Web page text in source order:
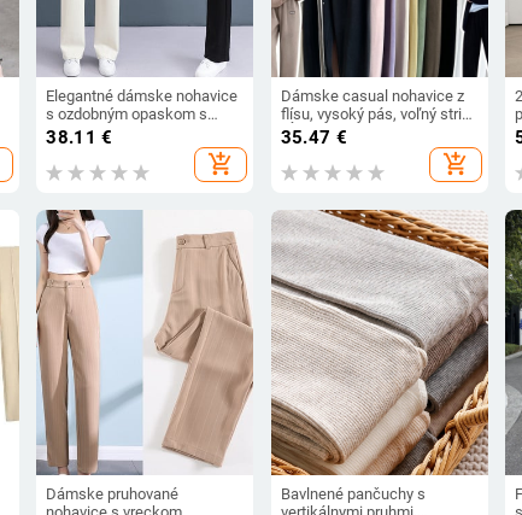
Elegantné dámske nohavice
s ozdobným opaskom s
vreckom a vysokým pásom
38.11 €
add_shopping_cart
Dámske casual nohavice z
flísu, vysoký pás, voľný strih,
dĺžka 9/10, hrubý
35.47 €
add_shopping_cart
Dámske pruhované
Bavlnené pančuchy s